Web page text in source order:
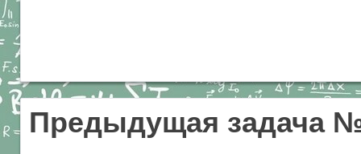
Предыдущая задача